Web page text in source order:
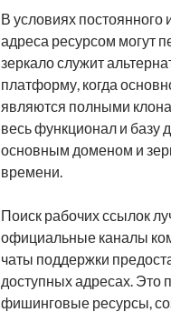
В условиях
адреса ресурсом могут
зеркало служит
платформу, когда
являются полными
весь функционал и
основным доменом и
времени.
Поиск рабочих ссылок
официальные каналы
чаты поддержки
доступных адресах. Это
фишинговые ресурсы,